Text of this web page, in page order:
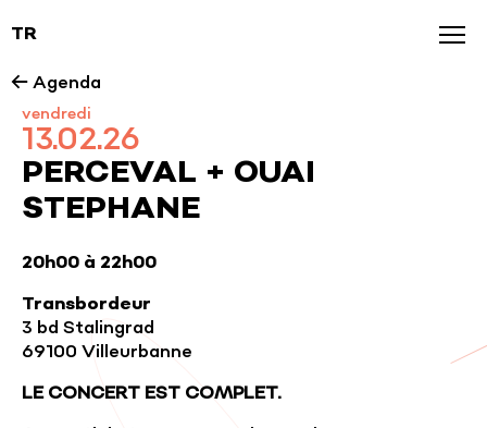
TR
Agenda
News
Galerie
Nos marques
← Agenda
vendredi
13.02.26
PERCEVAL + OUAI
STEPHANE
20h00 à 22h00
Transbordeur
3 bd Stalingrad
69100 Villeurbanne
LE CONCERT EST COMPLET.